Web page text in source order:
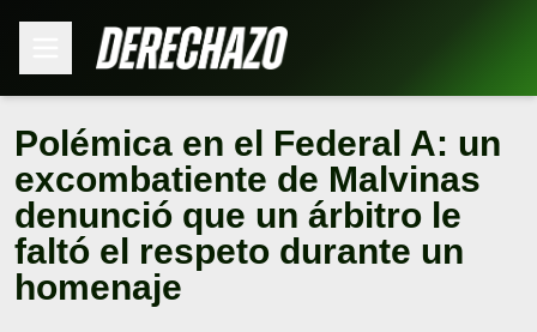
Polémica en el Federal A: un
excombatiente de Malvinas
denunció que un árbitro le
faltó el respeto durante un
homenaje